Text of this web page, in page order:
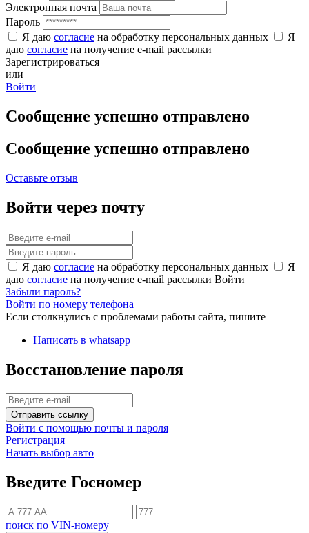
Электронная почта
Пароль
Я даю согласие на обработку персональных данных
Я
даю согласие на получение e-mail рассылки
Зарегистрироваться
или
Войти
Сообщение успешно отправлено
Сообщение успешно отправлено
Оставьте отзыв
Войти через почту
Я даю согласие на обработку персональных данных
Я
даю согласие на получение e-mail рассылки Войти
Забыли пароль?
Войти по номеру телефона
Если столкнулись с проблемами работы сайта, пишите
Написать в whatsapp
Восстановление пароля
Отправить ссылку
Войти с помощью почты и пароля
Регистрация
Начать выбор авто
Введите Госномер
поиск по VIN-номеру